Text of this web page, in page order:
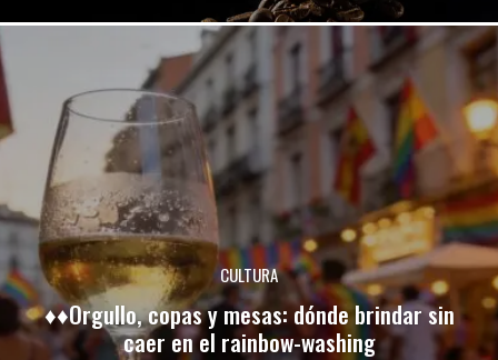
CULTURA
♦♦Orgullo, copas y mesas: dónde brindar sin
caer en el rainbow-washing